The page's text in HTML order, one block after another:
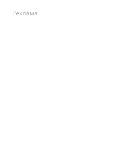
Реклама